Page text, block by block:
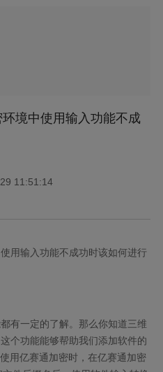
境中使用输入功能不成
11:51:14
用输入功能不成功时该如何进行
有一定的了解。那么你知道三维
个功能能够帮助我们添加软件的
用亿赛通加密时，在亿赛通加密